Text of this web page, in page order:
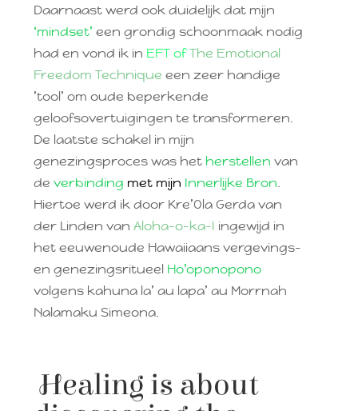
Daarnaast werd ook duidelijk dat mijn
‘mindset’ een grondig schoonmaak nodig
had en vond ik in EFT ofThe Emotional
Freedom Technique een zeer handige
’tool’ om oude beperkende
geloofsovertuigingen te transformeren.
De laatste schakel in mijn
genezingsproces was het herstellen van
deverbinding met mijn Innerlijke Bron.
Hiertoe werd ik door Kre’Ola Gerda van
der Linden vanAloha-o-ka-I ingewijd in
het eeuwenoude Hawaiiaans vergevings-
en genezingsritueel Ho’oponopono
volgens kahuna la’ au lapa’ au Morrnah
Nalamaku Simeona.
Healing is about